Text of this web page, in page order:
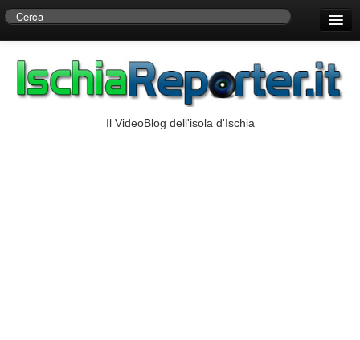
Centro di Ricerche Storiche D’Ambra
Il VideoBlog dell'isola d'Ischia